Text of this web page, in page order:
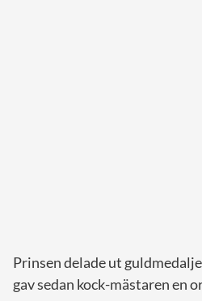
Prinsen delade ut
gav sedan kock-mästaren en